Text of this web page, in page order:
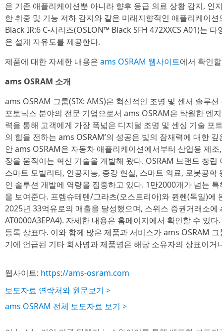
은 기존 애플리케이션뿐 아니라 향후 응급 의료 상황 감지, 인
한 취중 및 기능 저하 감지와 같은 미래지향적인 애플리케이
Black IR:6 C-시리즈(OSLON™ Black SFH 472XXCS A01)는
은 설계 자유도를 제공한다.
제품에 대한 자세한 내용은 ams OSRAM 웹사이트에서 확인
ams OSRAM 소개
ams OSRAM 그룹(SIX: AMS)은 혁신적인 조명 및 센서 솔루
포토닉스 분야의 전문 기업으로서 ams OSRAM은 탁월한 엔
력을 통해 고객에게 가장 폭넓은 디지털 조명 및 센싱 기술 포
의 힘을 전하는 ams OSRAM’의 성공은 빛의 잠재력에 대한
안 ams OSRAM은 자동차 애플리케이션에서부터 산업용 제
장을 움직이는 혁신 기술을 개발해 왔다. OSRAM 브랜드 창
스마트 모빌리티, 인공지능, 증강 현실, 스마트 의료, 로봇공
인 솔루션 개발에 역량을 집중하고 있다. 1만2000개가 넘는
을 보여준다. 프렘슈테텐/그라츠(오스트리아)와 뮌헨(독일)에
2025년 33억유로의 매출을 달성했으며, 스위스 증권거래소
AT0000A3EPA4). 자세한 내용은 홈페이지에서 확인할 수 있
등록 상표다. 이와 함께 많은 제품과 서비스가 ams OSRAM
기에 언급된 기타 회사명과 제품명은 해당 소유자의 상표이거
웹사이트: https://ams-osram.com
보도자료 연락처와 원문보기 >
ams OSRAM 전체 보도자료 보기 >